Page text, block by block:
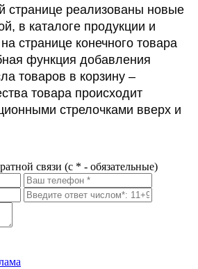
странице реализованы новые
в каталоге продукции и
странице конечного товара
функция добавления
товаров в корзину –
товара происходит
стрелочками вверх и
связи (с * - обязательные)